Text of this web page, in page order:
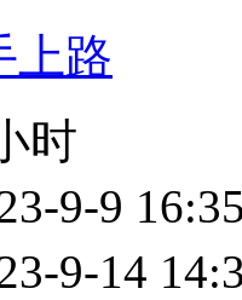
上路
时
9-9
9-14